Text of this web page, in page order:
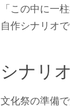
「この中に一
自作シナリオで
シナリ
文化祭の準備で